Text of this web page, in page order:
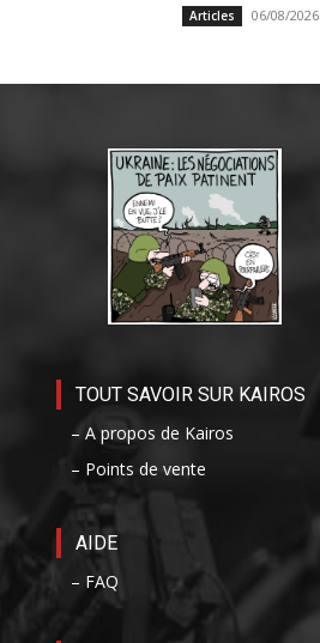
Articles 06/08/2026
TOUT SAVOIR SUR KAIROS
– A propos de Kairos
– Points de vente
AIDE
– FAQ